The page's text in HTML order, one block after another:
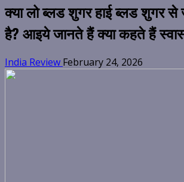
क्या लो ब्लड शुगर हाई ब्लड शुगर से
है? आइये जानते हैं क्या कहते हैं
India Review February 24, 2026